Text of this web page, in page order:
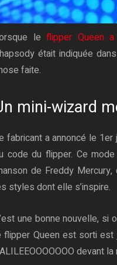
le flipper Queen
était indiquée
faite.
mini-wizard
fabricant a annoncé le 1er
code du flipper. Ce
de Freddy
styles dont elle s’inspire.
une bonne nouvelle,
flipper Queen est sorti est
devant la